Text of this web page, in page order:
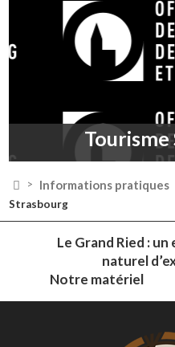
 > Informations pratiques
Strasbourg
Le Grand Ried :
naturel
Notre matériel